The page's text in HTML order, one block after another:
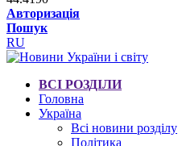
Авторизація
Пошук
RU
ВСІ РОЗДІЛИ
Головна
Україна
Всі новини розділу
Політика